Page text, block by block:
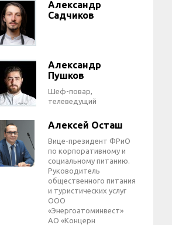
Александр
Садчиков
Александр
Пушков
Шеф-повар,
телеведущий
Алексей Осташ
Вице-президент ФРиО
по корпоративному и
социальному питанию.
Руководитель
общественного питания
и туристических услуг
ООО
«Энергоатоминвест»
АО «Концерн